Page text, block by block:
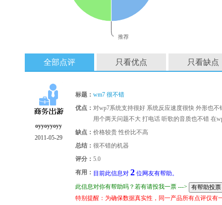
推荐
全部点评 只看优点 只看缺点
oyyoyyoyy
2011-05-29
标题： wm7 很不错
优点： 对wp7系统支持很好 系统反应速度很快 外形也
用个两天问题不大 打电话 听歌的音质也不错 在
缺点： 价格较贵 性价比不高
总结： 很不错的机器
评分： 5.0
有用： 目前此信息对 2 位网友有帮助。
此信息对你有帮助吗？若有请投我一票 --->
特别提醒：为确保数据真实性，同一产品所有点评仅有